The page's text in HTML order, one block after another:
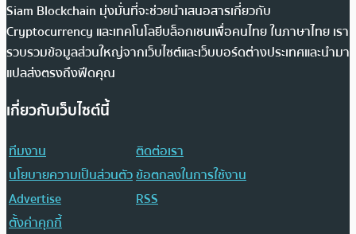
Siam Blockchain มุ่งมั่นที่จะช่วยนำเสนอสารเกี่ยวกับ
Cryptocurrency และเทคโนโลยีบล็อกเชนเพื่อคนไทย ในภาษาไทย เรา
รวบรวมข้อมูลส่วนใหญ่จากเว็บไซต์และเว็บบอร์ดต่างประเทศและนำมา
แปลส่งตรงถึงฟีดคุณ
เกี่ยวกับเว็บไซต์นี้
ทีมงาน
ติดต่อเรา
นโยบายความเป็นส่วนตัวข้อตกลงในการใช้งาน
Advertise
RSS
ตั้งค่าคุกกี้